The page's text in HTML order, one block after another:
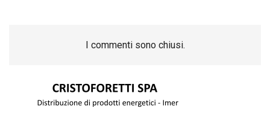
I commenti sono chiusi.